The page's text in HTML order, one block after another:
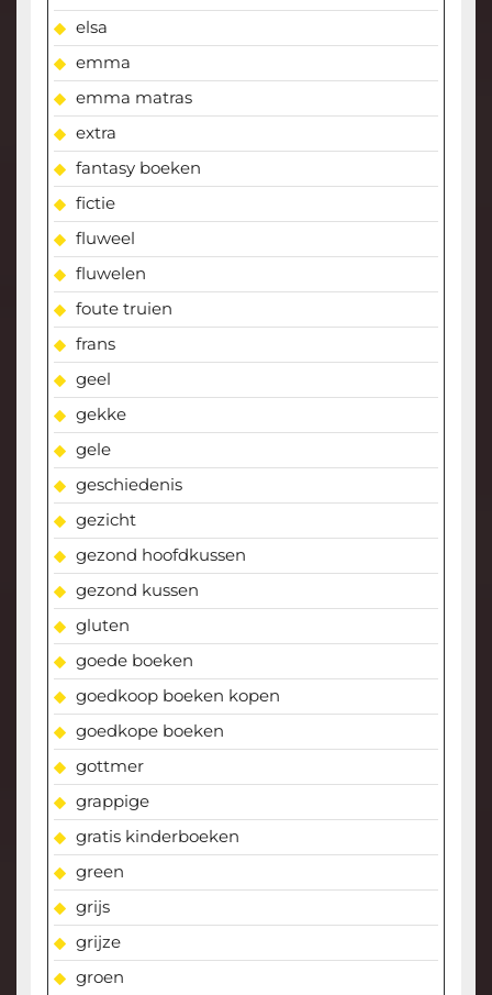
elsa
emma
emma matras
extra
fantasy boeken
fictie
fluweel
fluwelen
foute truien
frans
geel
gekke
gele
geschiedenis
gezicht
gezond hoofdkussen
gezond kussen
gluten
goede boeken
goedkoop boeken kopen
goedkope boeken
gottmer
grappige
gratis kinderboeken
green
grijs
grijze
groen